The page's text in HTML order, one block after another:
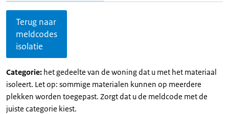
Terug naar
meldcodes
isolatie
Categorie: het gedeelte van de woning dat u met het materiaal
isoleert. Let op: sommige materialen kunnen op meerdere
plekken worden toegepast. Zorgt dat u de meldcode met de
juiste categorie kiest.